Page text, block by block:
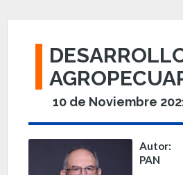
10 de Noviembre
Autor:
PAN